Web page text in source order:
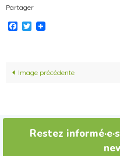
Partager
Facebook
Twitter
Image précédente
Restez